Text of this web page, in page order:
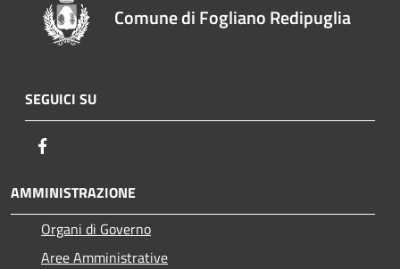
Comune di Fogliano Redipuglia
SEGUICI SU
AMMINISTRAZIONE
Organi di Governo
Aree Amministrative